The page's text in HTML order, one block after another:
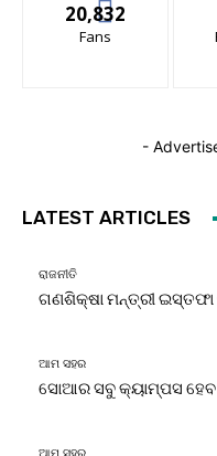
20,832
Fans
-
LATEST ARTICLES
ରାଜନୀତି
ଗଣଶିକ୍ଷା ମନ୍ତ୍ରୀ ଇସ୍ତଫା
ଆମ ସହର
ସୋଆର ସବୁ କ୍ୟାମ୍ପସ